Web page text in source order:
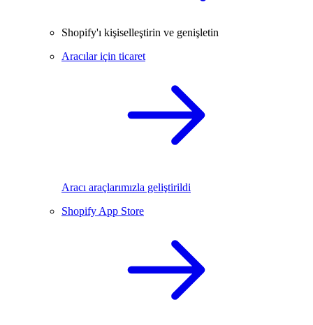
Shopify'ı kişiselleştirin ve genişletin
Aracılar için ticaret
Aracı araçlarımızla geliştirildi
Shopify App Store